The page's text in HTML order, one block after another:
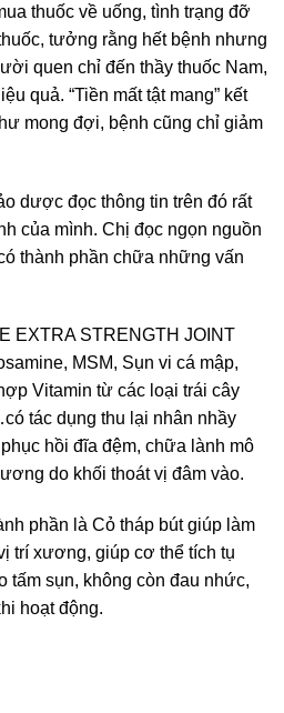
thuốc về uống, tình trạng đỡ
tưởng rằng hết bệnh nhưng
quen chỉ đến thầy thuốc Nam,
quả. “Tiền mất tật mang” kết
mong đợi, bệnh cũng chỉ giảm
dược đọc thông tin trên đó rất
của mình. Chị đọc ngọn nguồn
thành phần chữa những vấn
EXTRA STRENGTH JOINT
MSM, Sụn vi cá mập,
Vitamin từ các loại trái cây
tác dụng thu lại nhân nhầy
hồi đĩa đệm, chữa lành mô
do khối thoát vị đâm vào.
phần là Cỏ tháp bút giúp làm
trí xương, giúp cơ thể tích tụ
tấm sụn, không còn đau nhức,
hoạt động.